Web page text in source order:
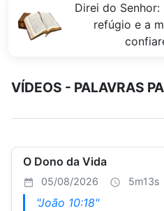
Direi do Senhor:
refúgio e a
VÍDEOS - PALAVRAS
O Dono da Vida
05/08/2026 5m13s
"João 10:18"